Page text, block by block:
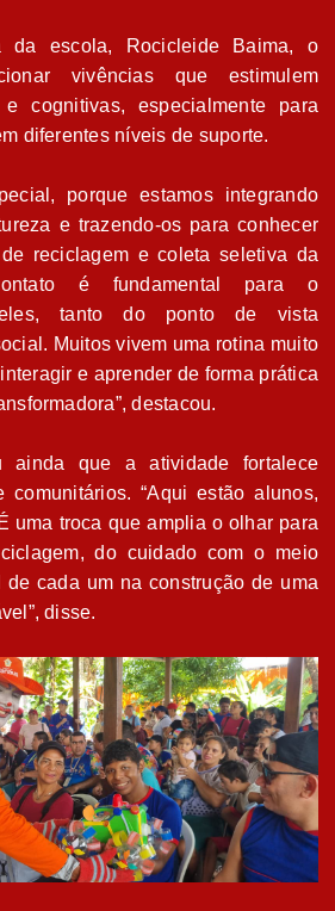
da escola, Rocicleide Baima, o
vivências que estimulem
cognitivas, especialmente para
diferentes níveis de suporte.
porque estamos integrando
e trazendo-os para conhecer
reciclagem e coleta seletiva da
é fundamental para o
tanto do ponto de vista
Muitos vivem uma rotina muito
e aprender de forma prática
destacou.
ainda que a atividade fortalece
comunitários. “Aqui estão alunos,
uma troca que amplia o olhar para
do cuidado com o meio
cada um na construção de uma
disse.